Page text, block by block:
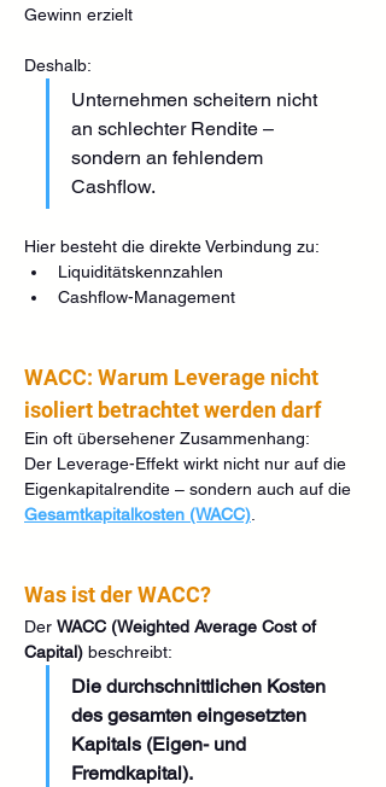
Gewinn erzielt
Deshalb:
Unternehmen scheitern nicht
an schlechter Rendite –
sondern an fehlendem
Cashflow.
Hier besteht die direkte Verbindung zu:
Liquiditätskennzahlen
Cashflow-Management
WACC: Warum Leverage nicht
isoliert betrachtet werden darf
Ein oft übersehener Zusammenhang:
Der Leverage-Effekt wirkt nicht nur auf die
Eigenkapitalrendite – sondern auch auf die
Gesamtkapitalkosten (WACC)
Was ist der WACC?
Der WACC (Weighted Average Cost of
Capital) beschreibt:
Die durchschnittlichen Kosten
des gesamten eingesetzten
Kapitals (Eigen- und
Fremdkapital).